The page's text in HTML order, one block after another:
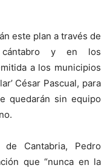
este plan a través de
cántabro y en los
a los municipios
César Pascual, para
quedarán sin equipo
Cantabria, Pedro
que “nunca en la